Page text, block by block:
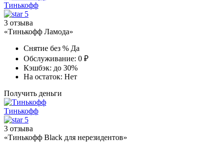
Тинькофф
5
3 отзыва
«Тинькофф Ламода»
Снятие без % Да
Обслуживание: 0 ₽
Кэшбэк: до 30%
На остаток: Нет
Получить деньги
Тинькофф
5
3 отзыва
«Тинькофф Black для нерезидентов»